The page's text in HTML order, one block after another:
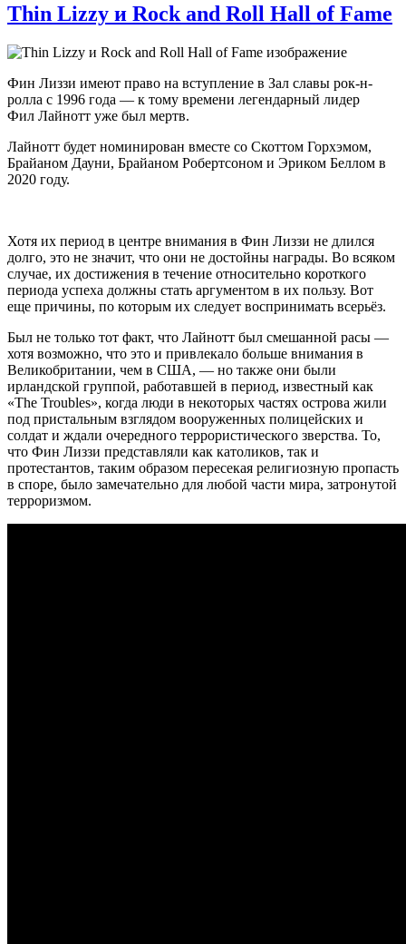
Thin Lizzy и Rock and Roll Hall of Fame
Фин Лиззи имеют право на вступление в Зал славы рок-н-
ролла с 1996 года — к тому времени легендарный лидер
Фил Лайнотт уже был мертв.
Лайнотт будет номинирован вместе со Скоттом Горхэмом,
Брайаном Дауни, Брайаном Робертсоном и Эриком Беллом в
2020 году.
Хотя их период в центре внимания в Фин Лиззи не длился
долго, это не значит, что они не достойны награды. Во всяком
случае, их достижения в течение относительно короткого
периода успеха должны стать аргументом в их пользу. Вот
еще причины, по которым их следует воспринимать всерьёз.
Был не только тот факт, что Лайнотт был смешанной расы —
хотя возможно, что это и привлекало больше внимания в
Великобритании, чем в США, — но также они были
ирландской группой, работавшей в период, известный как
«The Troubles», когда люди в некоторых частях острова жили
под пристальным взглядом вооруженных полицейских и
солдат и ждали очередного террористического зверства. То,
что Фин Лиззи представляли как католиков, так и
протестантов, таким образом пересекая религиозную пропасть
в споре, было замечательно для любой части мира, затронутой
терроризмом.